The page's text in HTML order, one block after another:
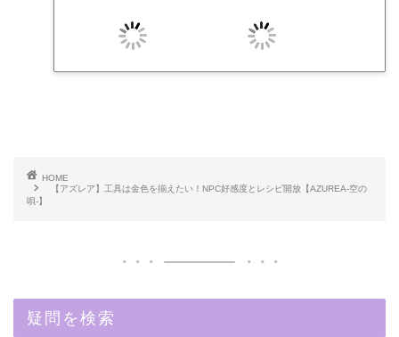
HOME
【アズレア】工具は金色を揃えたい！NPC好感度とレシピ開放【AZUREA-空の
唄-】
疑問を検索